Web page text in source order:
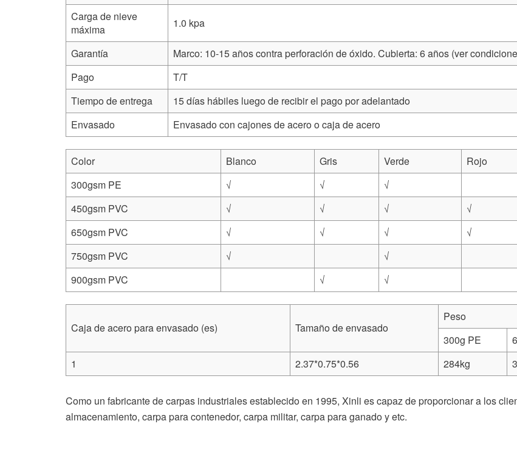
Carga de nieve
máxima
1.0 kpa
Garantía
Marco: 10-15 años contra perforación de óxido. Cubierta: 6 años (ver
Pago
T/T
Tiempo de entrega
15 días hábiles luego de recibir el pago por adelantado
Envasado
Envasado con cajones de acero o caja de acero
Color Blanco Gris Verde Rojo
300gsm PE
√ √ √
450gsm PVC
√ √ √
√
650gsm PVC
√ √ √ √
750gsm PVC
√ √
900gsm PVC
√ √
Caja de acero para envasado (es) Tamaño de envasado
Peso
300g PE
1
2.37*0.75*0.56 284kg
Como un fabricante de carpas industriales establecido en 1995, Xinli es capaz de proporcionar a los
almacenamiento, carpa para contenedor, carpa militar, carpa para ganado y etc.